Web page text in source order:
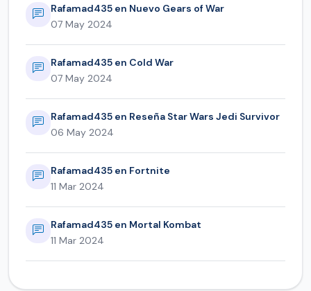
Rafamad435 en Nuevo Gears of War
07 May 2024
Rafamad435 en Cold War
07 May 2024
Rafamad435 en Reseña Star Wars Jedi Survivor
06 May 2024
Rafamad435 en Fortnite
11 Mar 2024
Rafamad435 en Mortal Kombat
11 Mar 2024